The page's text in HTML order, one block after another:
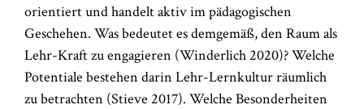
orientiert und handelt aktiv im pädagogischen
Geschehen. Was bedeutet es demgemäß, den Raum als
Lehr-Kraft zu engagieren (Winderlich 2020)? Welche
Potentiale bestehen darin Lehr-Lernkultur räumlich
zu betrachten (Stieve 2017). Welche Besonderheiten